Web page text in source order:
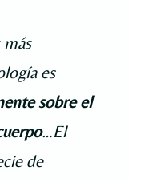
es
sobre el
…El
de